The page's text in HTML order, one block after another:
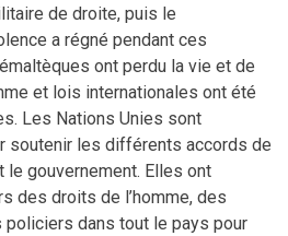
de droite, puis le
a régné pendant ces
ont perdu la vie et de
et lois internationales ont été
Les Nations Unies sont
soutenir les différents accords de
le gouvernement. Elles ont
des droits de l’homme, des
dans tout le pays pour